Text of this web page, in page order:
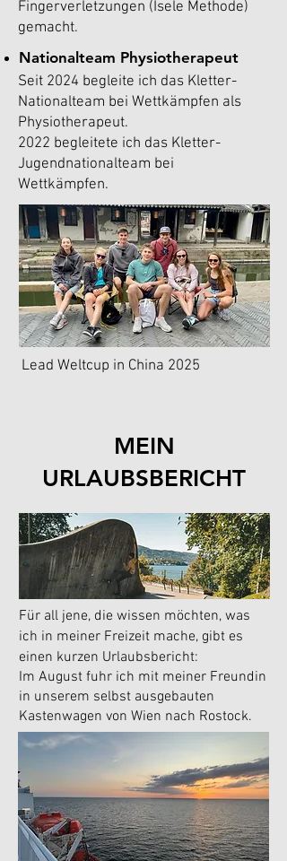
Fingerverletzungen (Isele Methode)
gemacht.
Nationalteam Physiotherapeut
Seit 2024 begleite ich das Kletter-
Nationalteam bei Wettkämpfen als
Physiotherapeut.
2022 begleitete ich das Kletter-
Jugendnationalteam bei
Wettkämpfen.
Lead Weltcup in China 2025
MEIN
URLAUBSBERICHT
Für all jene, die wissen möchten, was
ich in meiner Freizeit mache, gibt es
einen kurzen Urlaubsbericht:
Im August fuhr ich mit meiner Freundin
in unserem selbst ausgebauten
Kastenwagen von Wien nach Rostock.